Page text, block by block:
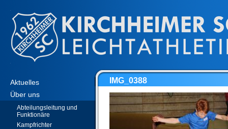
Aktuelles
Über uns
Abteilungsleitung und
Funktionäre
Kampfrichter
IMG_0388